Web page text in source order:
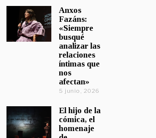
Anxos
Fazáns:
«Siempre
busqué
analizar las
relaciones
íntimas que
nos
afectan»
5 junio, 2026
El hijo de la
cómica, el
homenaje